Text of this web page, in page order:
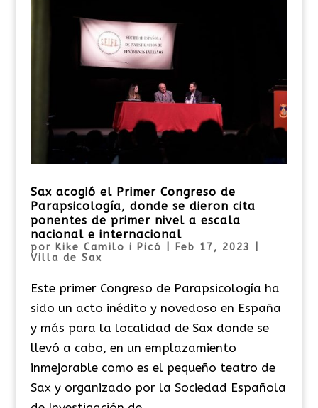
Sax acogió el Primer Congreso de
Parapsicología, donde se dieron cita
ponentes de primer nivel a escala
nacional e internacional
por Kike Camilo i Picó Feb 17, 2023
Villa de Sax
Este primer Congreso de Parapsicología ha
sido un acto inédito y novedoso en España
y más para la localidad de Sax donde se
llevó a cabo, en un emplazamiento
inmejorable como es el pequeño teatro de
Sax y organizado por la Sociedad Española